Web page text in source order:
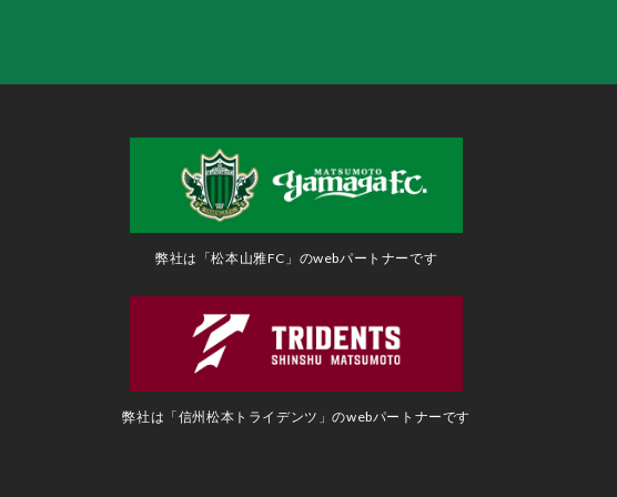
弊社は「松本山雅FC」のwebパートナーです
弊社は「信州松本トライデンツ」のwebパートナーです